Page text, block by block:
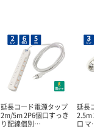
延長コード電源タップ
2m/5m 2P6個口すっき
り配線個別…
延長コ
2.5m 3
口 マ…